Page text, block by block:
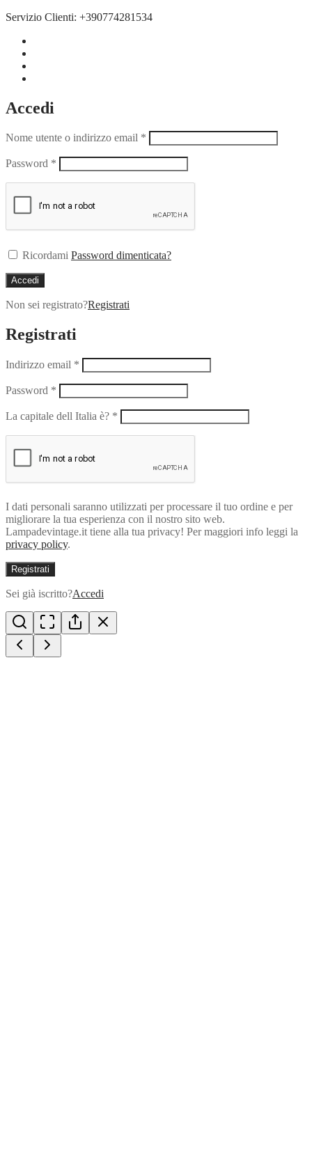
Servizio Clienti: +390774281534
Accedi
Nome utente o indirizzo email *
Password *
Ricordami Password dimenticata?
Accedi
Non sei registrato?Registrati
Registrati
Indirizzo email *
Password *
La capitale dell Italia è? *
I dati personali saranno utilizzati per processare il tuo ordine e per
migliorare la tua esperienza con il nostro sito web.
Lampadevintage.it tiene alla tua privacy! Per maggiori info leggi la
privacy policy.
Registrati
Sei già iscritto?Accedi